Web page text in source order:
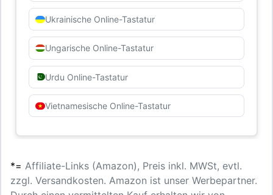
Ukrainische Online-Tastatur
Ungarische Online-Tastatur
Urdu Online-Tastatur
Vietnamesische Online-Tastatur
*= Affiliate-Links (Amazon), Preis inkl. MWSt, evtl.
zzgl. Versandkosten. Amazon ist unser Werbepartner.